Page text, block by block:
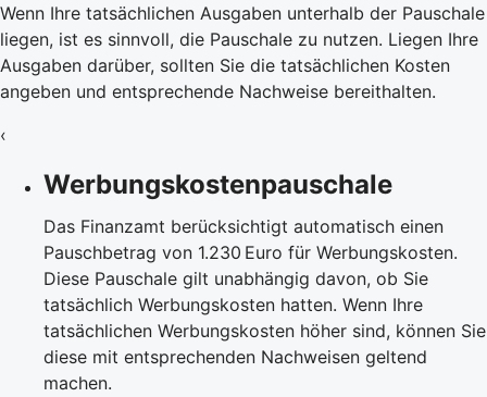
Wenn Ihre tatsächlichen Ausgaben unterhalb der Pauschale
liegen, ist es sinnvoll, die Pauschale zu nutzen. Liegen Ihre
Ausgaben darüber, sollten Sie die tatsächlichen Kosten
angeben und entsprechende Nachweise bereithalten.
‹
Werbungskostenpauschale
Das Finanzamt berücksichtigt automatisch einen
Pauschbetrag von 1.230 Euro für Werbungskosten.
Diese Pauschale gilt unabhängig davon, ob Sie
tatsächlich Werbungskosten hatten. Wenn Ihre
tatsächlichen Werbungskosten höher sind, können Sie
diese mit entsprechenden Nachweisen geltend
machen.